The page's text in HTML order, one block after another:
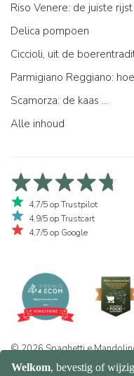
Riso Venere: de juiste
Delica pompoen
Ciccioli, uit de
Parmigiano Reggiano:
Scamorza: de kaas ...
Alle inhoud
4,7/5 op Trustpilot
4,9/5 op Trustcart
4,7/5 op Google
© 2026 Spaghetti e
+39 351 865 9444 | P.I.